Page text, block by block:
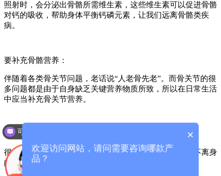
照射时，会分泌出骨骼所需维生素，这些维生素可以促进骨骼
对钙的吸收，帮助身体平衡钙磷元素，让我们远离骨骼类疾
病。
要补充骨骼营养：
伴随着各类骨关节问题，老话说“人老骨先老”。而骨关节的很
多问题都是由于自身缺乏关键营养物质所致，所以在日常生活
中应当补充骨关节营养。
不要抽烟喝酒：
很多老人抽烟喝酒已是常态，从年轻开始烟不离手，酒不离身
的。
你们是怎么收费的呢？ ×
欢迎访问网站，请问需要咨询哪款产
品？